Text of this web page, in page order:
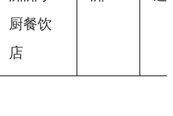
厨餐饮
店